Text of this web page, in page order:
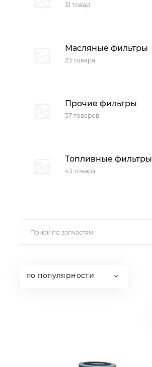
31 товар
Масляные фильтры
23 товара
Прочие фильтры
57 товаров
Топливные фильтры
43 товара
по популярности